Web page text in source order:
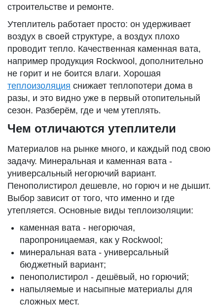
строительстве и ремонте.
Утеплитель работает просто: он удерживает
воздух в своей структуре, а воздух плохо
проводит тепло. Качественная каменная вата,
например продукция Rockwool, дополнительно
не горит и не боится влаги. Хорошая
теплоизоляция снижает теплопотери дома в
разы, и это видно уже в первый отопительный
сезон. Разберём, где и чем утеплять.
Чем отличаются утеплители
Материалов на рынке много, и каждый под свою
задачу. Минеральная и каменная вата -
универсальный негорючий вариант.
Пенополистирол дешевле, но горюч и не дышит.
Выбор зависит от того, что именно и где
утепляется. Основные виды теплоизоляции:
каменная вата - негорючая,
паропроницаемая, как у Rockwool;
минеральная вата - универсальный
бюджетный вариант;
пенополистирол - дешёвый, но горючий;
напыляемые и насыпные материалы для
сложных мест.